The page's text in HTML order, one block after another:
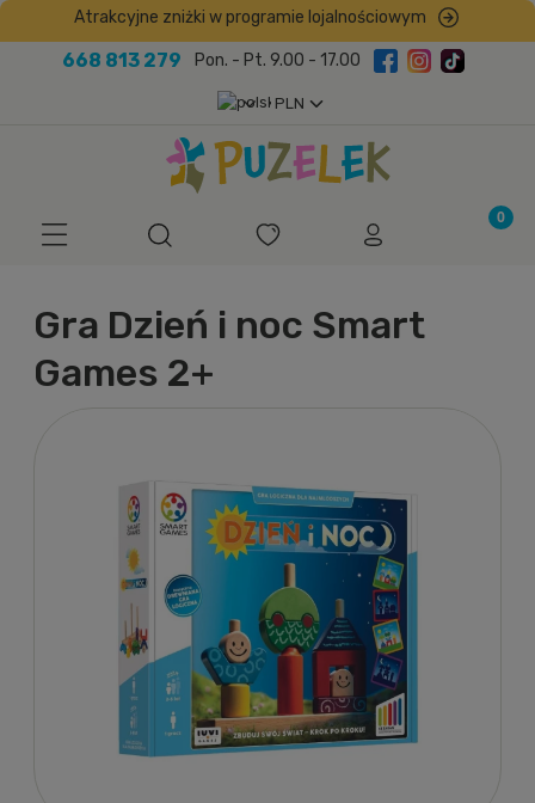
668 813 279 Pon. - Pt. 9.00 - 17.00
Atrakcyjne zniżki w programie lojalnościowym
Gra Dzień i noc Smart
Games 2+